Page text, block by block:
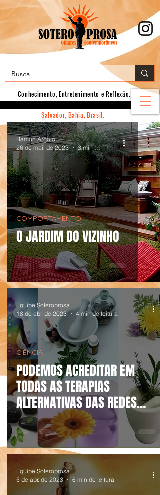
Conhecimento, Entretenimento e Reflexão.
Salvador, Bahia, Brasil.
O JARDIM DO VIZINHO
COMPORTAMENTO
Ramon Argolo
26 de mai. de 2023
3 min de leitura
PODEMOS ACREDITAR EM
TODAS AS TERAPIAS
ALTERNATIVAS DAS REDES
SOCIAIS?
CIÊNCIA
Equipe Soteroprosa
18 de abr. de 2023
4 min de leitura
Equipe Soteroprosa
5 de abr. de 2023
6 min de leitura